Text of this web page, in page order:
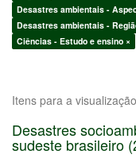
Desastres ambientais -
Desastres ambientais -
Ciências - Estudo e ensino ×
Itens para a
Desastres
sudeste brasileiro